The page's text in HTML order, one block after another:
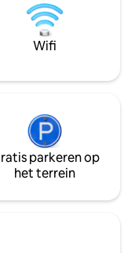
behandelen we
en zorgen we
bieden ook op
of safari's aan.
Wifi
parkeren op
het terrein